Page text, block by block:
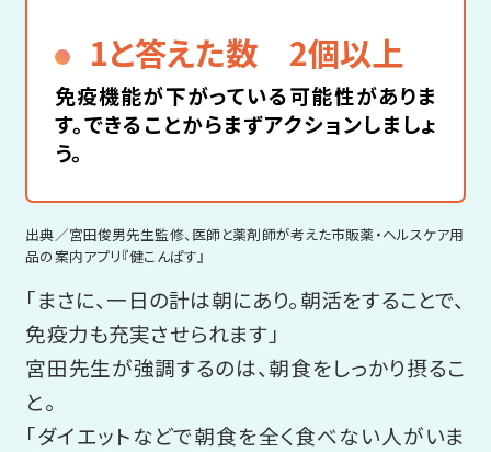
1と答えた数 2個以上
免疫機能が下がっている可能性がありま
す。できることからまずアクションしましょ
う。
出典／宮田俊男先生監修、医師と薬剤師が考えた市販薬・ヘルスケア用
品の案内アプリ『健こんぱす』
「まさに、一日の計は朝にあり。朝活をすることで、
免疫力も充実させられます」
宮田先生が強調するのは、朝食をしっかり摂るこ
と。
「ダイエットなどで朝食を全く食べない人がいま